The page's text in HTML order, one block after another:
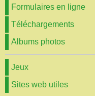
Formulaires en ligne
Téléchargements
Albums photos
Jeux
Sites web utiles